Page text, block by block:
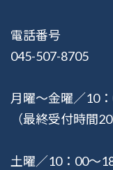
電話番号
045-507-8705
月曜〜金曜／10
（最終受付時間20
土曜／10：00〜